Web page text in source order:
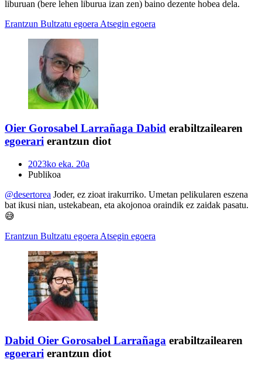
liburuan (bere lehen liburua izan zen) baino dezente hobea dela.
Erantzun Bultzatu egoera Atsegin egoera
Oier Gorosabel Larrañaga Dabid erabiltzailearen
egoerari erantzun diot
2023ko eka. 20a
Publikoa
@desertorea Joder, ez zioat irakurriko. Umetan pelikularen eszena
bat ikusi nian, ustekabean, eta akojonoa oraindik ez zaidak pasatu.
😅
Erantzun Bultzatu egoera Atsegin egoera
Dabid Oier Gorosabel Larrañaga erabiltzailearen
egoerari erantzun diot